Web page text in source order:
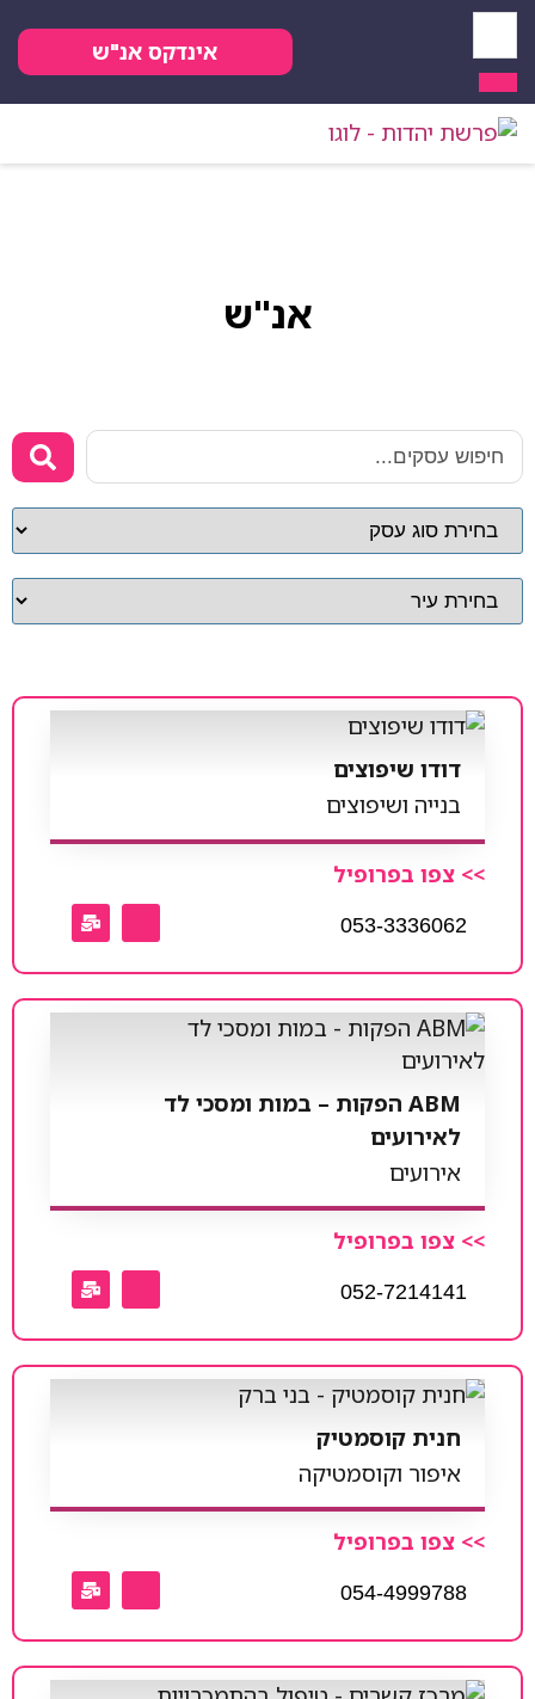
אינדקס אנ"ש
אנ"ש
דודו שיפוצים
בנייה ושיפוצים
>> צפו בפרופיל
053-3336062
ABM הפקות – במות ומסכי לד
לאירועים
אירועים
>> צפו בפרופיל
052-7214141
חנית קוסמטיק
איפור וקוסמטיקה
>> צפו בפרופיל
054-4999788